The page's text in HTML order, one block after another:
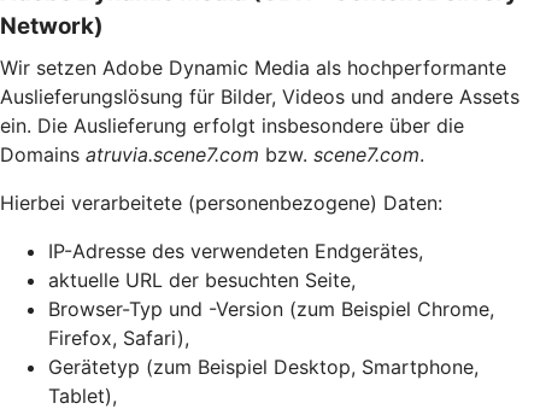
Network)
Wir setzen Adobe Dynamic Media als hochperformante
Auslieferungslösung für Bilder, Videos und andere Assets
ein. Die Auslieferung erfolgt insbesondere über die
Domains atruvia.scene7.com bzw. scene7.com.
Hierbei verarbeitete (personenbezogene) Daten:
IP-Adresse des verwendeten Endgerätes,
aktuelle URL der besuchten Seite,
Browser-Typ und -Version (zum Beispiel Chrome,
Firefox, Safari),
Gerätetyp (zum Beispiel Desktop, Smartphone,
Tablet),